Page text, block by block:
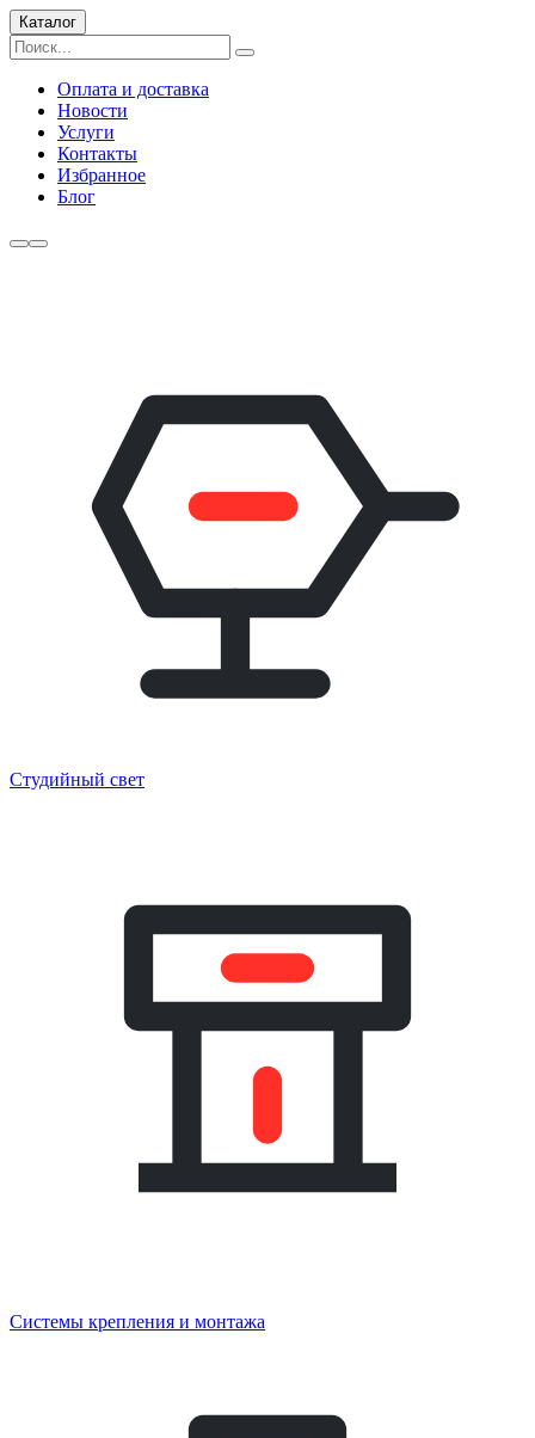
Каталог
Оплата и доставка
Новости
Услуги
Контакты
Избранное
Блог
Студийный свет
Системы крепления и монтажа